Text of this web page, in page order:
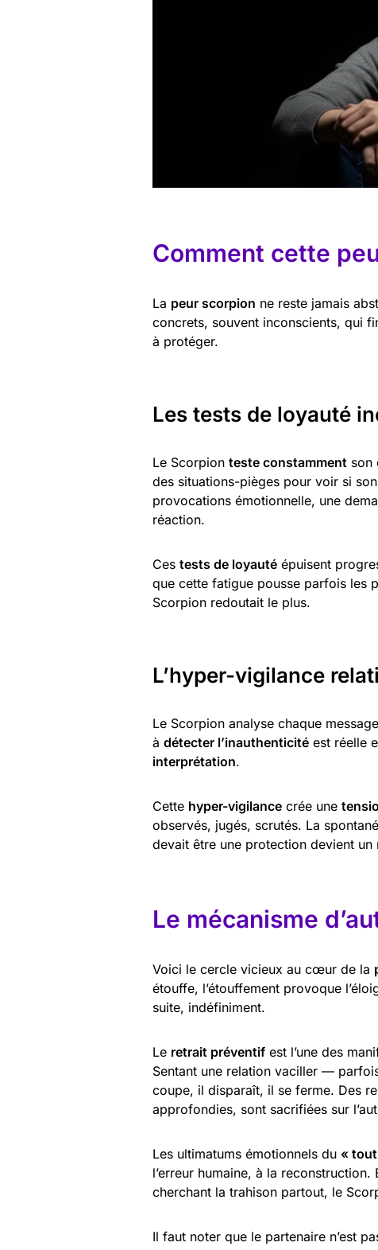
Comment cette
La peur scorpion ne reste jamais
concrets, souvent inconscients, qui
à protéger.
Les tests de loyauté
Le Scorpion teste constamment son
des situations-pièges pour voir si
provocations émotionnelle, une
réaction.
Ces tests de loyauté épuisent
que cette fatigue pousse parfois les
Scorpion redoutait le plus.
L’hyper-vigilance
Le Scorpion analyse chaque
à détecter l’inauthenticité est réelle
interprétation.
Cette hyper-vigilance crée une
observés, jugés, scrutés. La
devait être une protection devient un
Le mécanisme
Voici le cercle vicieux au cœur de la
étouffe, l’étouffement provoque
suite, indéfiniment.
Le retrait préventif est l’une des
Sentant une relation vaciller —
coupe, il disparaît, il se ferme. Des
approfondies, sont sacrifiées sur
Les ultimatums émotionnels du «
l’erreur humaine, à la reconstruction.
cherchant la trahison partout, le
Il faut noter que le partenaire n’est